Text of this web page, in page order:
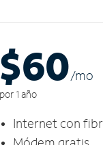
$60/mo
por 1 año
Internet con